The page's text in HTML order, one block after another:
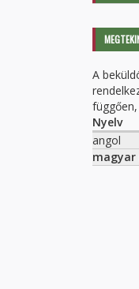
A
Nyelv
angol
magyar